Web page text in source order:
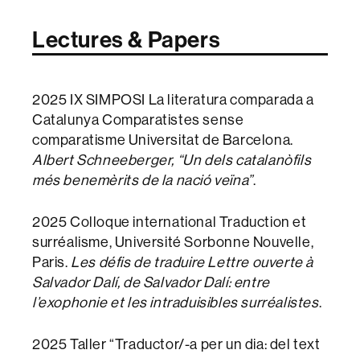
Lectures & Papers
2025 IX SIMPOSI La literatura comparada a
Catalunya Comparatistes sense
comparatisme Universitat de Barcelona.
Albert Schneeberger, “Un dels catalanòfils
més benemèrits de la nació veïna”.
2025 Colloque international Traduction et
surréalisme, Université Sorbonne Nouvelle,
Paris. Les défis de traduire Lettre ouverte à
Salvador Dalí, de Salvador Dalí: entre
l’exophonie et les intraduisibles surréalistes.
2025 Taller “Traductor/-a per un dia: del text